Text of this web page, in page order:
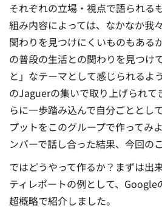
それぞれの立場・視点で語られる
組み内容によっては、なかなか我
関わりを見つけにくいものもある
の普段の生活との関わりを見つけ
と」なテーマとして感じられるよ
のJaguerの集いで取り上げられて
らに一歩踏み込んで自分ごととし
プットをこのグループで作ってみ
ンバーで話し合った結果、今回の
ではどうやって作るか？まずは出
ティレポートの例として、Google
超概略で紹介しました。